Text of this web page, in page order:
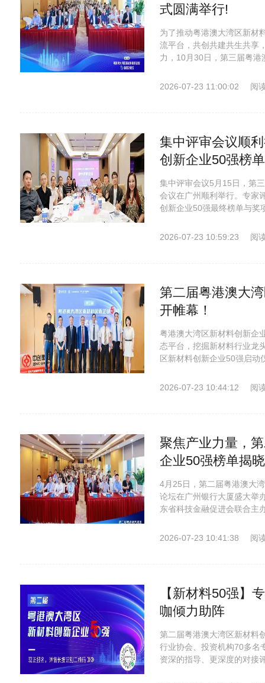
式圆满举行!
为了推动粤港澳大湾区新材
流平台，共创共建共生共享
力，10月30日，第三届粤港
2026-07-23 11:00:02 阅
集中评审会议顺
创新企业50强榜
集中评审会议5月15日，第
会议在广州顺利举行。专家
创新企业50强最终榜单与奖
2026-07-23 10:59:23 阅
第二届粤港澳大
开帷幕！
粤港澳大湾区新材料创新企
态平台，挖掘新材料行业龙
区新材料创新企业50强启动
2026-07-23 10:44:12 阅
聚焦产业力量，
企业50强榜单揭
4月25日，第二届粤港澳大
论坛在广州银行大厦盛大举
东省科技金融促进会联合主
2026-07-23 10:41:38 阅
【新材料50强】
咖倾力助阵
第二届粤港澳大湾区新材料
行业协会、投资机构70多名
资深的指导、更深度的对接